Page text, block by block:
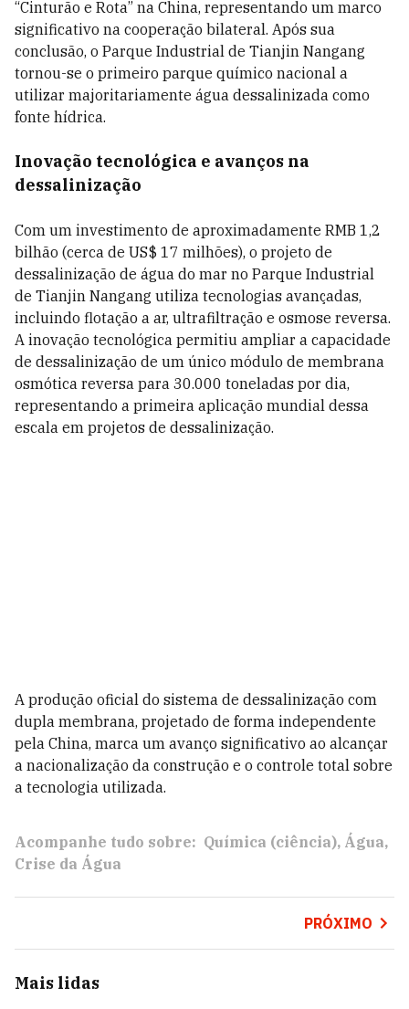
“Cinturão e Rota” na China, representando um marco
significativo na cooperação bilateral. Após sua
conclusão, o Parque Industrial de Tianjin Nangang
tornou-se o primeiro parque químico nacional a
utilizar majoritariamente água dessalinizada como
fonte hídrica.
Inovação tecnológica e avanços na
dessalinização
Com um investimento de aproximadamente RMB 1,2
bilhão (cerca de US$ 17 milhões), o projeto de
dessalinização de água do mar no Parque Industrial
de Tianjin Nangang utiliza tecnologias avançadas,
incluindo flotação a ar, ultrafiltração e osmose reversa.
A inovação tecnológica permitiu ampliar a capacidade
de dessalinização de um único módulo de membrana
osmótica reversa para 30.000 toneladas por dia,
representando a primeira aplicação mundial dessa
escala em projetos de dessalinização.
A produção oficial do sistema de dessalinização com
dupla membrana, projetado de forma independente
pela China, marca um avanço significativo ao alcançar
a nacionalização da construção e o controle total sobre
a tecnologia utilizada.
Acompanhe tudo sobre: Química (ciência) Água
Crise da Água
PRÓXIMO
Mais lidas